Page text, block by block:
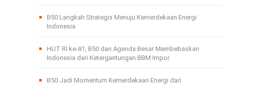
B50 Langkah Strategis Menuju Kemerdekaan Energi
Indonesia
HUT RI ke-81, B50 dan Agenda Besar Membebaskan
Indonesia dari Ketergantungan BBM Impor
B50 Jadi Momentum Kemerdekaan Energi dari